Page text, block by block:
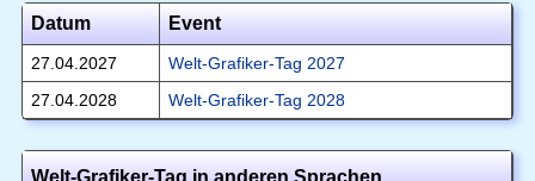
Datum Event
27.04.2027
Welt-Grafiker-Tag 2027
27.04.2028
Welt-Grafiker-Tag 2028
Welt-Grafiker-Tag in anderen Sprachen